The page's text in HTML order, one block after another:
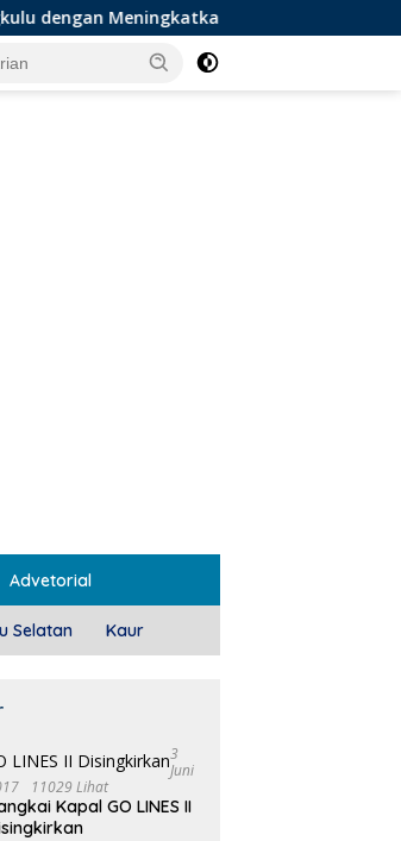
Ruang Publik dan Kebersihan
Advetorial
Selatan Kaur
3
Juni
11029 Lihat
Kapal GO LINES II